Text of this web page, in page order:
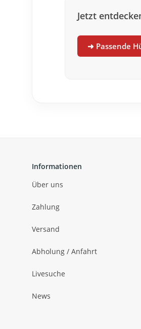
Jetzt
➜ Passende
Informationen
Über uns
Zahlung
Versand
Abholung / Anfahrt
Livesuche
News